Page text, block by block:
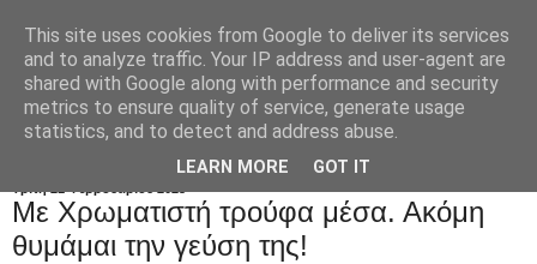
Mε Xρωματιστή τρούφα μέσα. Ακόμη
θυμάμαι την γεύση της!
This site uses cookies from Google to deliver its services
and to analyze traffic. Your IP address and user-agent are
shared with Google along with performance and security
metrics to ensure quality of service, generate usage
statistics, and to detect and address abuse.
LEARN MORE GOT IT